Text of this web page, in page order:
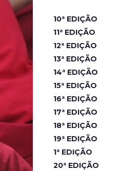
10ª EDIÇÃO
11ª EDIÇÃO
12ª EDIÇÃO
13ª EDIÇÃO
14ª EDIÇÃO
15ª EDIÇÃO
16ª EDIÇÃO
17ª EDIÇÃO
18ª EDIÇÃO
19ª EDIÇÃO
1ª EDIÇÃO
20ª EDIÇÃO